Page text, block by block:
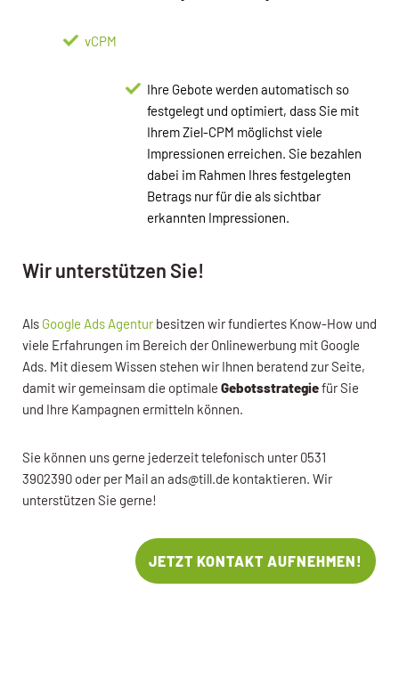
vCPM
Ihre Gebote werden automatisch so
festgelegt und optimiert, dass Sie mit
Ihrem Ziel-CPM möglichst viele
Impressionen erreichen. Sie bezahlen
dabei im Rahmen Ihres festgelegten
Betrags nur für die als sichtbar
erkannten Impressionen.
Wir unterstützen Sie!
Als Google Ads Agenturbesitzen wir fundiertes Know-How und
viele Erfahrungen im Bereich der Onlinewerbung mit Google
Ads. Mit diesem Wissen stehen wir Ihnen beratend zur Seite,
damit wir gemeinsam die optimale Gebotsstrategiefür Sie
und Ihre Kampagnen ermitteln können.
Sie können uns gerne jederzeit telefonisch unter 0531
3902390 oder per Mail an ads@till.de kontaktieren. Wir
unterstützen Sie gerne!
JETZT KONTAKT AUFNEHMEN!